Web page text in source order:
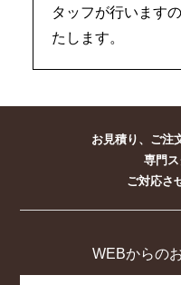
タッフが行います
たします。
お見積り、ご注
専門
ご対応さ
WEBからの